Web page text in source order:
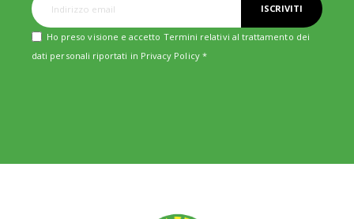
ISCRIVITI
Ho preso visione e accetto Termini relativi al trattamento dei
dati personali riportati in Privacy Policy*